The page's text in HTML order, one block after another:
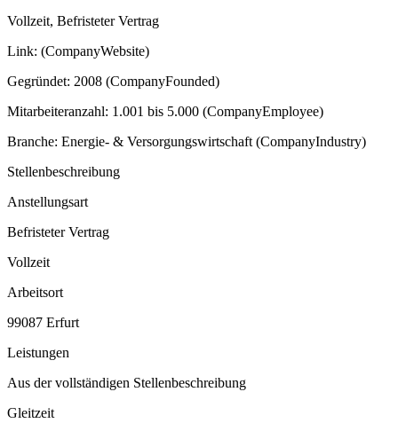
Vollzeit, Befristeter Vertrag
Link: (CompanyWebsite)
Gegründet: 2008 (CompanyFounded)
Mitarbeiteranzahl: 1.001 bis 5.000 (CompanyEmployee)
Branche: Energie- & Versorgungswirtschaft (CompanyIndustry)
Stellenbeschreibung
Anstellungsart
Befristeter Vertrag
Vollzeit
Arbeitsort
99087 Erfurt
Leistungen
Aus der vollständigen Stellenbeschreibung
Gleitzeit